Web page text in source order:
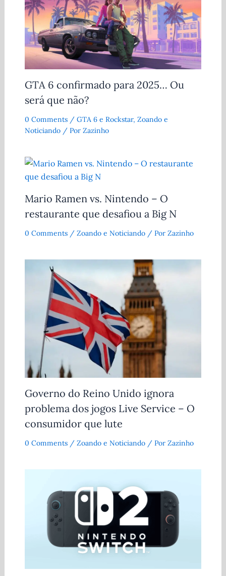
GTA 6 confirmado para 2025… Ou
será que não?
0 Comments / GTA 6 e Rockstar, Zoando e
Noticiando/ Por Zazinho
Mario Ramen vs. Nintendo – O
restaurante que desafiou a Big N
0 Comments / Zoando e Noticiando/ Por Zazinho
Governo do Reino Unido ignora
problema dos jogos Live Service – O
consumidor que lute
0 Comments / Zoando e Noticiando/ Por Zazinho